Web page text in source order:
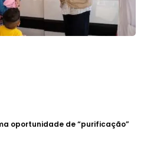
oportunidade de “purificação”